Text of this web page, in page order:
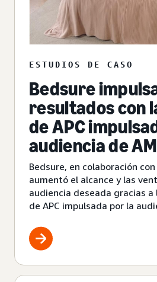
ESTUDIOS DE CASO
Bedsure
resultados con
de APC
audiencia de
Bedsure, en colaboración
aumentó el alcance y las
audiencia deseada gracias
de APC impulsada por la